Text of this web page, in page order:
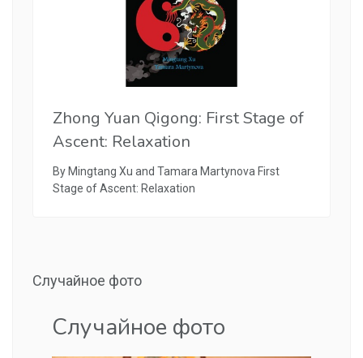
Zhong Yuan Qigong: First Stage of
Ascent: Relaxation
By Mingtang Xu and Tamara Martynova First
Stage of Ascent: Relaxation
Случайное фото
Случайное фото